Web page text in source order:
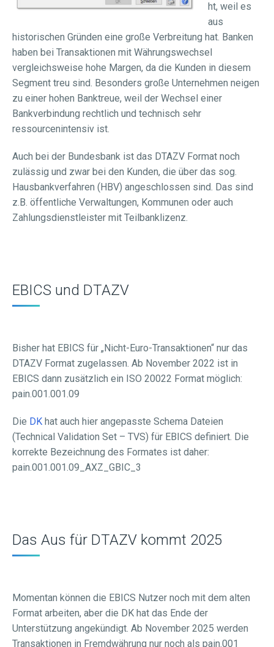
ht, weil es
aus
historischen Gründen eine große Verbreitung hat. Banken
haben bei Transaktionen mit Währungswechsel
vergleichsweise hohe Margen, da die Kunden in diesem
Segment treu sind. Besonders große Unternehmen neigen
zu einer hohen Banktreue, weil der Wechsel einer
Bankverbindung rechtlich und technisch sehr
ressourcenintensiv ist.
Auch bei der Bundesbank ist das DTAZV Format noch
zulässig und zwar bei den Kunden, die über das sog.
Hausbankverfahren (HBV) angeschlossen sind. Das sind
z.B. öffentliche Verwaltungen, Kommunen oder auch
Zahlungsdienstleister mit Teilbanklizenz.
EBICS und DTAZV
Bisher hat EBICS für „Nicht-Euro-Transaktionen“ nur das
DTAZV Format zugelassen. Ab November 2022 ist in
EBICS dann zusätzlich ein ISO 20022 Format möglich:
pain.001.001.09
Die DK hat auch hier angepasste Schema Dateien
(Technical Validation Set – TVS) für EBICS definiert. Die
korrekte Bezeichnung des Formates ist daher:
pain.001.001.09_AXZ_GBIC_3
Das Aus für DTAZV kommt 2025
Momentan können die EBICS Nutzer noch mit dem alten
Format arbeiten, aber die DK hat das Ende der
Unterstützung angekündigt. Ab November 2025 werden
Transaktionen in Fremdwährung nur noch als pain.001